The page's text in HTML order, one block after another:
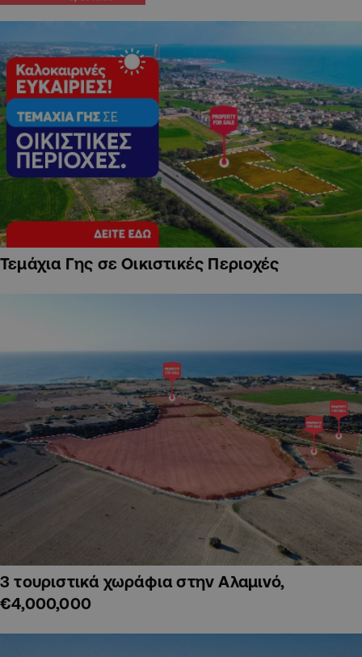
Τεμάχια Γης σε Οικιστικές Περιοχές
3 τουριστικά χωράφια στην Αλαμινό,
€4,000,000